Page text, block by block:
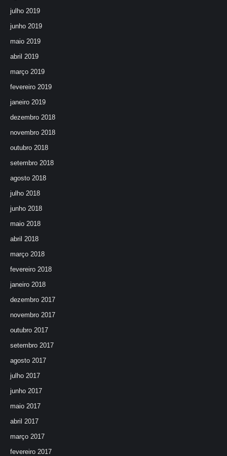
julho 2019
junho 2019
maio 2019
abril 2019
março 2019
fevereiro 2019
janeiro 2019
dezembro 2018
novembro 2018
outubro 2018
setembro 2018
agosto 2018
julho 2018
junho 2018
maio 2018
abril 2018
março 2018
fevereiro 2018
janeiro 2018
dezembro 2017
novembro 2017
outubro 2017
setembro 2017
agosto 2017
julho 2017
junho 2017
maio 2017
abril 2017
março 2017
fevereiro 2017